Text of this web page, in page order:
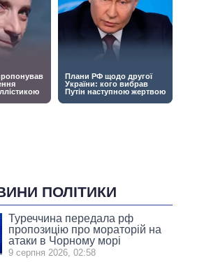
ПОЛІТИКИ
Туреччина передала рф
пропозицію про мораторій на
атаки в Чорному морі
9 серпня 2026, 02:58